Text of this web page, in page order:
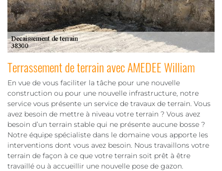
Terrassement de terrain avec AMEDEE William
En vue de vous faciliter la tâche pour une nouvelle
construction ou pour une nouvelle infrastructure, notre
service vous présente un service de travaux de terrain. Vous
avez besoin de mettre à niveau votre terrain ? Vous avez
besoin d’un terrain stable qui ne présente aucune bosse ?
Notre équipe spécialiste dans le domaine vous apporte les
interventions dont vous avez besoin. Nous travaillons votre
terrain de façon à ce que votre terrain soit prêt à être
travaillé ou à accueillir une nouvelle pose de gazon.